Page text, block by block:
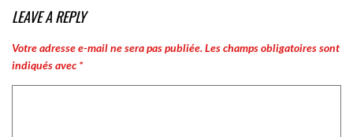
LEAVE A REPLY
Votre adresse e-mail ne sera pas publiée.Les champs obligatoires sont
indiqués avec *